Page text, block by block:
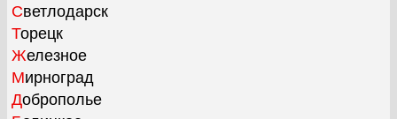
Светлодарск
Торецк
Железное
Мирноград
Доброполье